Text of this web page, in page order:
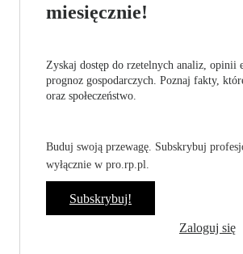
miesięcznie!
Zyskaj dostęp do rzetelnych analiz, opinii
prognoz gospodarczych. Poznaj fakty,
oraz społeczeństwo.
Buduj swoją przewagę. Subskrybuj
wyłącznie w pro.rp.pl.
Subskrybuj!
Zaloguj się